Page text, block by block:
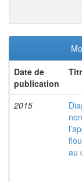
Date de
publication
2015
au